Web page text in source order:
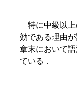
特に中級以上
効である理由
章末において
ている．